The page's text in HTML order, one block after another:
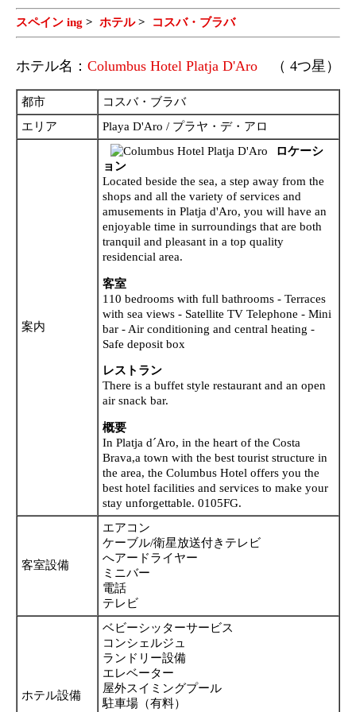
スペイン ing > ホテル> コスバ・ブラバ
ホテル名： Columbus Hotel Platja D'Aro （ 4つ星）
都市
コスバ・ブラバ
エリア
Playa D'Aro / プラヤ・デ・アロ
案内
ロケーシ
ョン
Located beside the sea, a step away from the
shops and all the variety of services and
amusements in Platja d'Aro, you will have an
enjoyable time in surroundings that are both
tranquil and pleasant in a top quality
residencial area.
客室
110 bedrooms with full bathrooms - Terraces
with sea views - Satellite TV Telephone - Mini
bar - Air conditioning and central heating -
Safe deposit box
レストラン
There is a buffet style restaurant and an open
air snack bar.
概要
In Platja d´Aro, in the heart of the Costa
Brava,a town with the best tourist structure in
the area, the Columbus Hotel offers you the
best hotel facilities and services to make your
stay unforgettable. 0105FG.
客室設備
エアコン
ケーブル/衛星放送付きテレビ
へアードライヤー
ミニバー
電話
テレビ
ホテル設備
ベビーシッターサービス
コンシェルジュ
ランドリー設備
エレベーター
屋外スイミングプール
駐車場（有料）